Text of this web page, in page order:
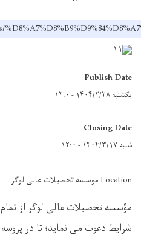
Publish Date
یکشنبه ۱۴۰۴/۲/۲۸ - ۱۲:۰
Closing Date
شنبه ۱۴۰۴/۳/۱۷ - ۱۲:۰
Location موسسه تحصیلات عالی لوگر
مؤسسه تحصیلات عالی لوگر از
شرایط دعوت می نماید؛ تا در